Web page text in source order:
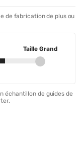
de fabrication de plus ou
Taille Grand
échantillon de guides de